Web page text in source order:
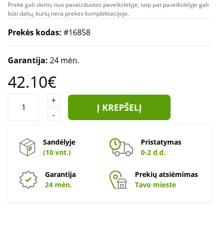
Prekė gali skirtis nuo pavaizduotos paveikslėlyje, taip pat paveikslėlyje gali
būti dalių, kurių nėra prekės komplektacijoje.
Prekės kodas: #16858
Garantija: 24 mėn.
42.10€
+
-
Į KREPŠELĮ
Sandėlyje
(10 vnt.)
Pristatymas
0-2 d.d.
Garantija
24 mėn.
Prekių atsiėmimas
Tavo mieste